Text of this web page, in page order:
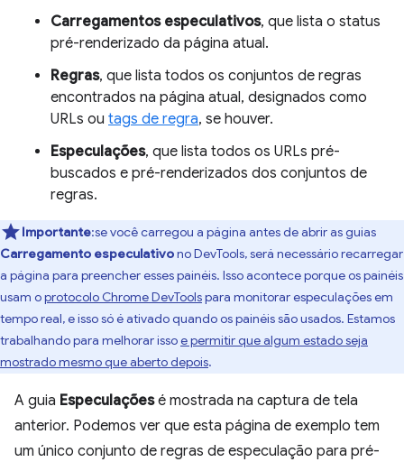
Carregamentos especulativos, que lista o status
pré-renderizado da página atual.
Regras, que lista todos os conjuntos de regras
encontrados na página atual, designados como
URLs ou tags de regra, se houver.
Especulações, que lista todos os URLs pré-
buscados e pré-renderizados dos conjuntos de
regras.
Importante:se você carregou a página antes de abrir as guias
Carregamento especulativono DevTools, será necessário recarregar
a página para preencher esses painéis. Isso acontece porque os painéis
usam oprotocolo Chrome DevToolspara monitorar especulações em
tempo real, e isso só é ativado quando os painéis são usados. Estamos
trabalhando para melhorar issoe permitir que algum estado seja
mostrado mesmo que aberto depois.
A guia Especulaçõesé mostrada na captura de tela
anterior. Podemos ver que esta página de exemplo tem
um único conjunto de regras de especulação para pré-